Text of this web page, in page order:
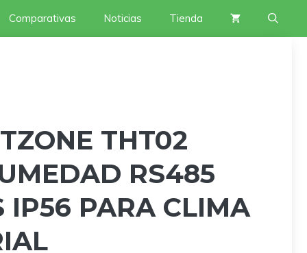
Comparativas Noticias Tienda
THT02
RS485
IP56 PARA CLIMA